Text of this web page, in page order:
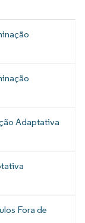
Adaptativa
Fora de